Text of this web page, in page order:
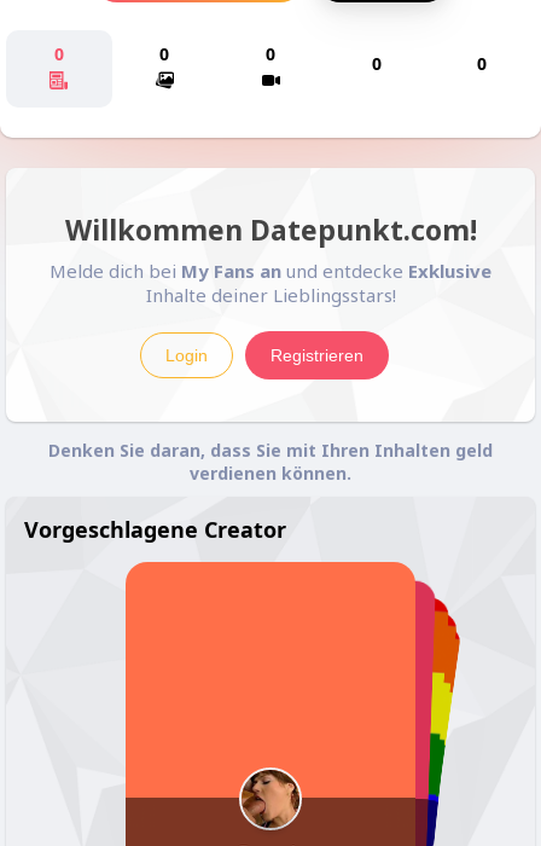
0 0 0 0 0
Willkommen Datepunkt.com!
Melde dich bei My Fans an und entdecke Exklusive
Inhalte deiner Lieblingsstars!
Login Registrieren
Denken Sie daran, dass Sie mit Ihren Inhalten geld
verdienen können.
Vorgeschlagene Creator
Dan Hoppe